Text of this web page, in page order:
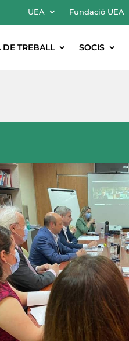
UEA Fundació UEA
DE TREBALL SOCIS